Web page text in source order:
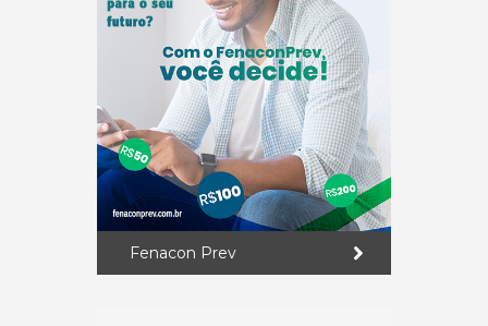
Fenacon Prev